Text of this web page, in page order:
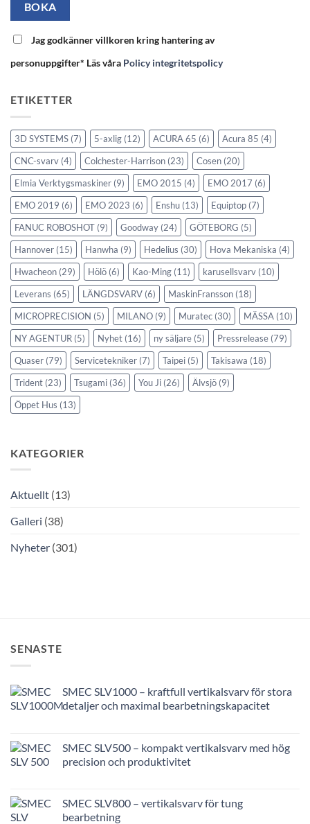
Jag godkänner villkoren kring hantering av
personuppgifter* Läs våra Policy integritetspolicy
ETIKETTER
3D SYSTEMS (7) 5-axlig (12) ACURA 65 (6) Acura 85 (4)
CNC-svarv (4) Colchester-Harrison (23) Cosen (20)
Elmia Verktygsmaskiner (9) EMO 2015 (4) EMO 2017 (6)
EMO 2019 (6) EMO 2023 (6) Enshu (13) Equiptop (7)
FANUC ROBOSHOT (9) Goodway (24) GÖTEBORG (5)
Hannover (15) Hanwha (9) Hedelius (30) Hova Mekaniska (4)
Hwacheon (29) Hölö (6) Kao-Ming (11) karusellsvarv (10)
Leverans (65) LÄNGDSVARV (6) MaskinFransson (18)
MICROPRECISION (5) MILANO (9) Muratec (30) MÄSSA (10)
NY AGENTUR (5) Nyhet (16) ny säljare (5) Pressrelease (79)
Quaser (79) Servicetekniker (7) Taipei (5) Takisawa (18)
Trident (23) Tsugami (36) You Ji (26) Älvsjö (9)
Öppet Hus (13)
KATEGORIER
Aktuellt (13)
Galleri (38)
Nyheter (301)
SENASTE
SMEC SLV1000 – kraftfull vertikalsvarv för stora
detaljer och maximal bearbetningskapacitet
SMEC SLV500 – kompakt vertikalsvarv med hög
precision och produktivitet
SMEC SLV800 – vertikalsvarv för tung
bearbetning